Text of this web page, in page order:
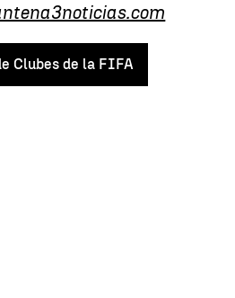
Clubes de la FIFA